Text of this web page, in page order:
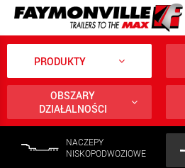
PRODUKTY
OBSZARY
DZIAŁALNOŚCI
NACZEPY
NISKOPODWOZIOWE